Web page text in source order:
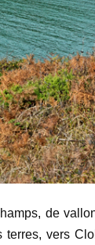
de
vers